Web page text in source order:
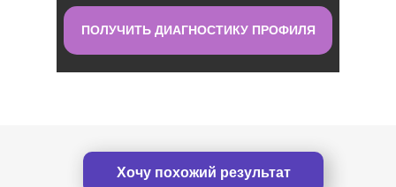
ПОЛУЧИТЬ ДИАГНОСТИКУ ПРОФИЛЯ
Хочу похожий результат